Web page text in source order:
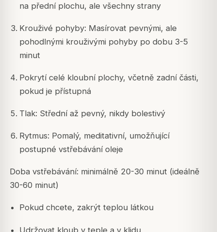
na přední plochu, ale všechny strany
Krouživé pohyby: Masírovat pevnými, ale
pohodlnými krouživými pohyby po dobu 3-5
minut
Pokrytí celé kloubní plochy, včetně zadní části,
pokud je přístupná
Tlak: Střední až pevný, nikdy bolestivý
Rytmus: Pomalý, meditativní, umožňující
postupné vstřebávání oleje
Doba vstřebávání: minimálně 20-30 minut (ideálně
30-60 minut)
Pokud chcete, zakrýt teplou látkou
Udržovat kloub v teple a v klidu